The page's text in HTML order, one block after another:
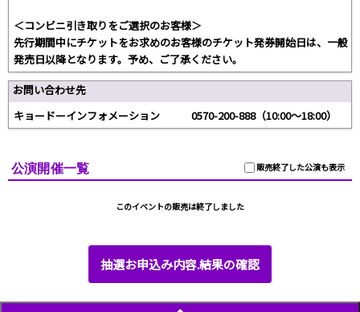
＜コンビニ引き取りをご選択のお客様＞
先行期間中にチケットをお求めのお客様のチケット発券開始日は、一般
発売日以降となります。予め、ご了承ください。
お問い合わせ先
キョードーインフォメーション 0570-200-888（10:00～18:00）
販売終了した公演も表示
公演開催一覧
このイベントの販売は終了しました
抽選お申込み内容.結果の確認